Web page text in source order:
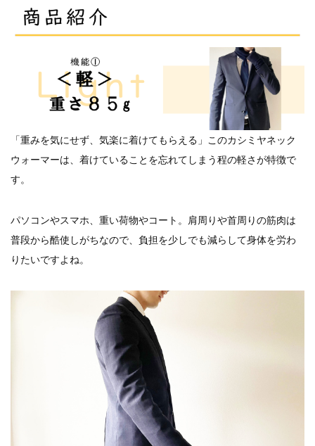
「重みを気にせず、気楽に着けてもらえる」このカシミヤネック
ウォーマーは、着けていることを忘れてしまう程の軽さが特徴で
す。
パソコンやスマホ、重い荷物やコート。肩周りや首周りの筋肉は
普段から酷使しがちなので、負担を少しでも減らして身体を労わ
りたいですよね。